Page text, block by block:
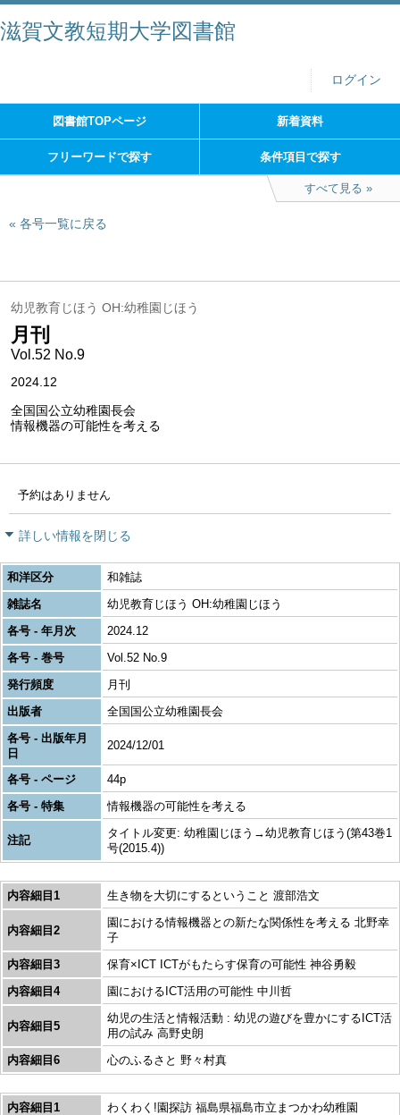
滋賀文教短期大学図書館
ログイン
図書館TOPページ 新着資料
フリーワードで探す 条件項目で探す
すべて見る
各号一覧に戻る
幼児教育じほう OH:幼稚園じほう
月刊
Vol.52 No.9
2024.12
全国国公立幼稚園長会
情報機器の可能性を考える
予約はありません
詳しい情報を閉じる
和洋区分
和雑誌
雑誌名
幼児教育じほう OH:幼稚園じほう
各号 - 年月次
2024.12
各号 - 巻号
Vol.52 No.9
発行頻度
月刊
出版者
全国国公立幼稚園長会
各号 - 出版年月
日
2024/12/01
各号 - ページ
44p
各号 - 特集
情報機器の可能性を考える
注記
タイトル変更: 幼稚園じほう→幼児教育じほう(第43巻1
号(2015.4))
内容細目1 生き物を大切にするということ 渡部浩文
内容細目2
園における情報機器との新たな関係性を考える 北野幸
子
内容細目3
保育×ICT ICTがもたらす保育の可能性 神谷勇毅
内容細目4
園におけるICT活用の可能性 中川哲
内容細目5
幼児の生活と情報活動 : 幼児の遊びを豊かにするICT活
用の試み 高野史朗
内容細目6
心のふるさと 野々村真
内容細目1
わくわく!園探訪 福島県福島市立まつかわ幼稚園